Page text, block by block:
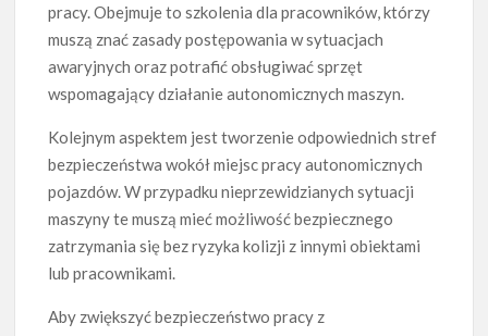
pracy. Obejmuje to szkolenia dla pracowników, którzy
muszą znać zasady postępowania w sytuacjach
awaryjnych oraz potrafić obsługiwać sprzęt
wspomagający działanie autonomicznych maszyn.
Kolejnym aspektem jest tworzenie odpowiednich stref
bezpieczeństwa wokół miejsc pracy autonomicznych
pojazdów. W przypadku nieprzewidzianych sytuacji
maszyny te muszą mieć możliwość bezpiecznego
zatrzymania się bez ryzyka kolizji z innymi obiektami
lub pracownikami.
Aby zwiększyć bezpieczeństwo pracy z